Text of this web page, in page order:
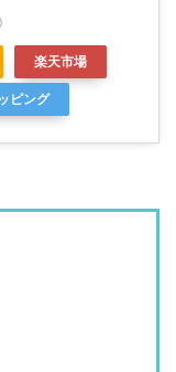
楽天市場
ピング